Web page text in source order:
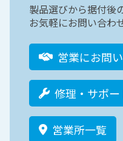
製品選びから据付後
お気軽にお問い合わ
営業にお問
修理・サポ
営業所一覧